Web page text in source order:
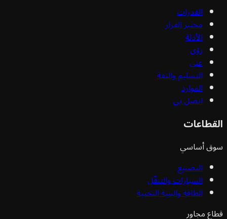
القدرات
مختبر القرار
الأدلة
رؤى
عني
التسليم والثقة
الموارد
اتصل بي
أساسي
التصنيع
السيارات والتنقّل
الطاقة والبنية التحتية
مجاور